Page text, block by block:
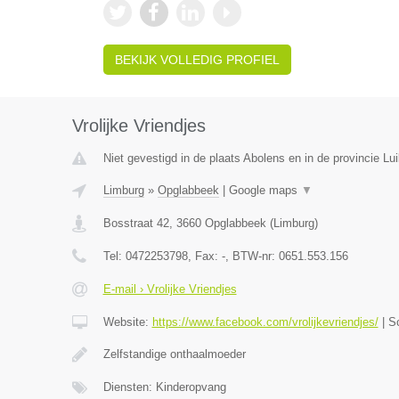
BEKIJK VOLLEDIG PROFIEL
Vrolijke Vriendjes
Niet gevestigd in de plaats Abolens en in de provincie
Limburg» Opglabbeek| Google maps ▼
Bosstraat 42, 3660 Opglabbeek(Limburg)
Tel: 0472253798, Fax: -, BTW-nr: 0651.553.156
E-mail › Vrolijke Vriendjes
Website: https://www.facebook.com/vrolijkevriendjes/|
Zelfstandige onthaalmoeder
Diensten: Kinderopvang